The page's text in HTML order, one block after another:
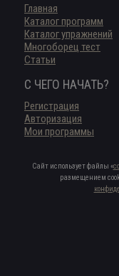
Главная
Каталог программ
Каталог упражнений
Многоборец тест
Статьи
С ЧЕГО НАЧАТЬ?
Регистрация
Авторизация
Мои программы
Сайт использует файлы «
размещением